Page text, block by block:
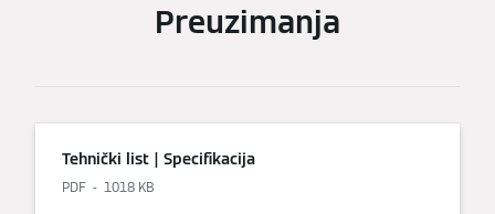
Preuzimanja
Tehnički list | Specifikacija
PDF 1018 KB